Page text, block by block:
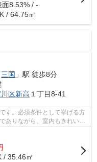
面8.53% / -
/ 64.75㎡
三国 」駅 徒歩8分
区新高 １丁目8-41
す。必須条件として挙げる方
ありながら、室内もきれいな
/ 35.46㎡